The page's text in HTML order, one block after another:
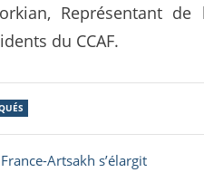
Représentant
du CCAF.
Artsakh s’élargit